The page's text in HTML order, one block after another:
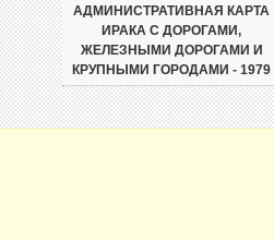
АДМИНИСТРАТИВНАЯ КАРТА
ИРАКА С ДОРОГАМИ,
ЖЕЛЕЗНЫМИ ДОРОГАМИ И
КРУПНЫМИ ГОРОДАМИ - 1979